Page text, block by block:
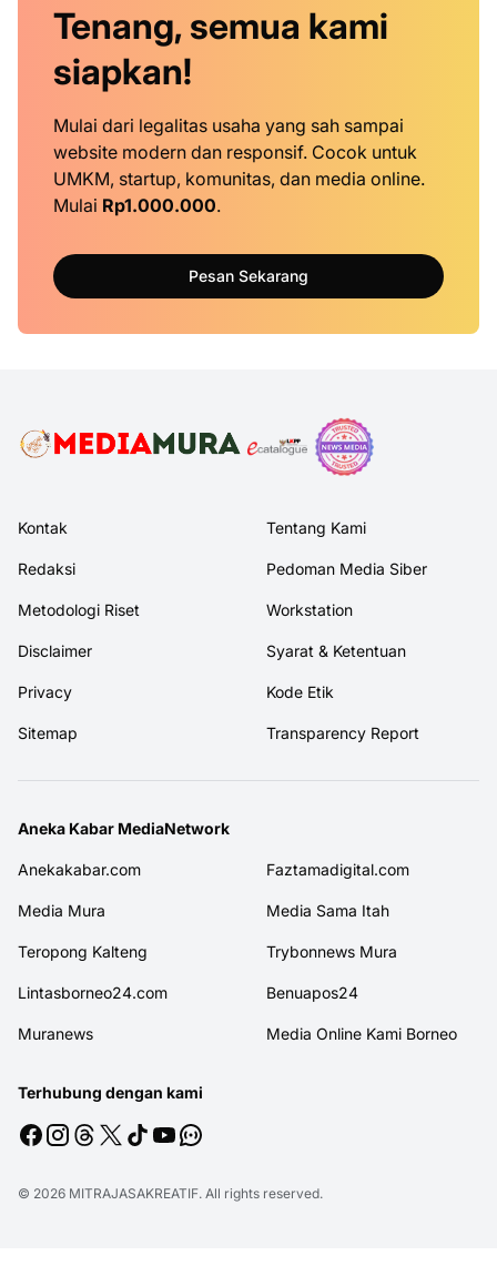
Tenang, semua kami
siapkan!
Mulai dari legalitas usaha yang sah sampai
website modern dan responsif. Cocok untuk
UMKM, startup, komunitas, dan media online.
Mulai Rp1.000.000.
Pesan Sekarang
Kontak Tentang Kami
Redaksi Pedoman Media Siber
Metodologi Riset Workstation
Disclaimer Syarat & Ketentuan
Privacy Kode Etik
Sitemap Transparency Report
Aneka Kabar MediaNetwork
Anekakabar.com Faztamadigital.com
Media Mura Media Sama Itah
Teropong Kalteng Trybonnews Mura
Lintasborneo24.com Benuapos24
Muranews Media Online Kami Borneo
Terhubung dengan kami
© 2026 MITRAJASAKREATIF. All rights reserved.